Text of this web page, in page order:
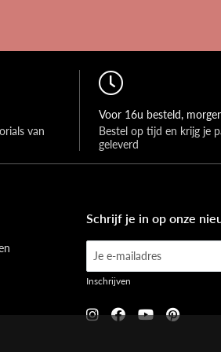
van
Voor 16u besteld,
Bestel op tijd en krijg je
geleverd
Schrijf je in op onze
Inschrijven